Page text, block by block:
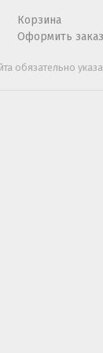
Корзина
Оформить заказ
обязательно